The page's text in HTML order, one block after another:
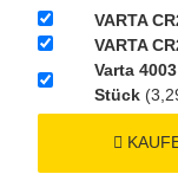
inkl.
SV188
VARTA
VARTA
Varta
Stück